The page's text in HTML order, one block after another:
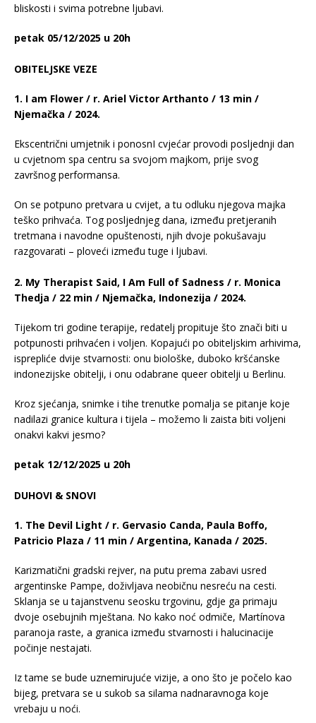
bliskosti i svima potrebne ljubavi.
petak 05/12/2025 u 20h
OBITELJSKE VEZE
1. I am Flower / r. Ariel Victor Arthanto / 13 min /
Njemačka / 2024.
Ekscentrični umjetnik i ponosnI cvjećar provodi posljednji dan
u cvjetnom spa centru sa svojom majkom, prije svog
završnog performansa.
On se potpuno pretvara u cvijet, a tu odluku njegova majka
teško prihvaća. Tog posljednjeg dana, između pretjeranih
tretmana i navodne opuštenosti, njih dvoje pokušavaju
razgovarati – ploveći između tuge i ljubavi.
2. My Therapist Said, I Am Full of Sadness / r. Monica
Thedja / 22 min / Njemačka, Indonezija / 2024.
Tijekom tri godine terapije, redatelj propituje što znači biti u
potpunosti prihvaćen i voljen. Kopajući po obiteljskim arhivima,
isprepliće dvije stvarnosti: onu biološke, duboko kršćanske
indonezijske obitelji, i onu odabrane queer obitelji u Berlinu.
Kroz sjećanja, snimke i tihe trenutke pomalja se pitanje koje
nadilazi granice kultura i tijela – možemo li zaista biti voljeni
onakvi kakvi jesmo?
petak 12/12/2025 u 20h
DUHOVI & SNOVI
1. The Devil Light / r. Gervasio Canda, Paula Boffo,
Patricio Plaza / 11 min / Argentina, Kanada / 2025.
Karizmatični gradski rejver, na putu prema zabavi usred
argentinske Pampe, doživljava neobičnu nesreću na cesti.
Sklanja se u tajanstvenu seosku trgovinu, gdje ga primaju
dvoje osebujnih mještana. No kako noć odmiče, Martínova
paranoja raste, a granica između stvarnosti i halucinacije
počinje nestajati.
Iz tame se bude uznemirujuće vizije, a ono što je počelo kao
bijeg, pretvara se u sukob sa silama nadnaravnoga koje
vrebaju u noći.